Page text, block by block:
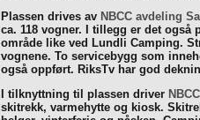
Plassen drives av NBCC avdeling
ca. 118 vogner. I tillegg er det også
område like ved Lundli Camping.
vognene. To servicebygg som
også oppført. RiksTv har god
I tilknyttning til plassen driver
skitrekk, varmehytte og kiosk.